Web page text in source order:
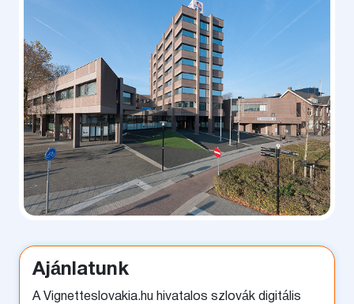
Ajánlatunk
A Vignetteslovakia.hu hivatalos szlovák digitális